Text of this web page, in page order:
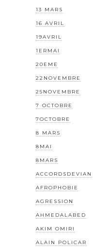
13 MARS
16 AVRIL
19AVRIL
1ERMAI
20EME
22NOVEMBRE
25NOVEMBRE
7 OCTOBRE
7OCTOBRE
8 MARS
8MAI
8MARS
ACCORDSDEVIAN
AFROPHOBIE
AGRESSION
AHMEDALABED
AKIM OMIRI
ALAIN POLICAR